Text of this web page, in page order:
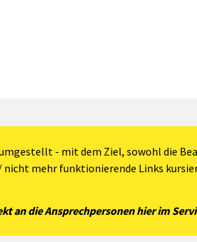
- mit dem Ziel, sowohl die
mehr funktionierende Links
an die Ansprechpersonen hier im